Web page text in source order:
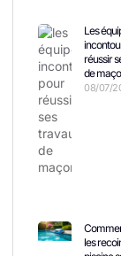
Les
réussir
de
08/07/
les